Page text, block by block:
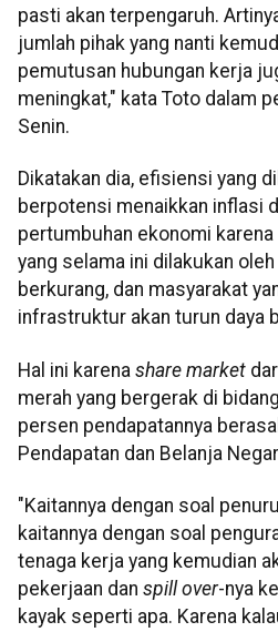
pasti akan terpengaruh.
jumlah pihak yang nanti
pemutusan hubungan kerja
meningkat," kata Toto dalam
Senin.
Dikatakan dia, efisiensi yang
berpotensi menaikkan inflasi
pertumbuhan ekonomi
yang selama ini dilakukan
berkurang, dan masyarakat
infrastruktur akan turun daya
Hal ini karena share market
merah yang bergerak di
persen pendapatannya
Pendapatan dan Belanja
"Kaitannya dengan soal
kaitannya dengan soal
tenaga kerja yang kemudian
pekerjaan dan spill over-nya
kayak seperti apa. Karena